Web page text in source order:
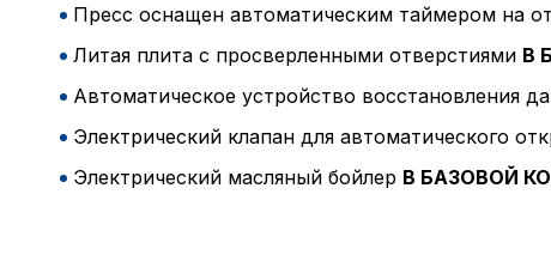
Пресс оснащен автоматическим таймером на
Литая плита с просверленными отверстиями В
Автоматическое устройство восстановления
Электрический клапан для автоматического
Электрический масляный бойлер В БАЗОВОЙ